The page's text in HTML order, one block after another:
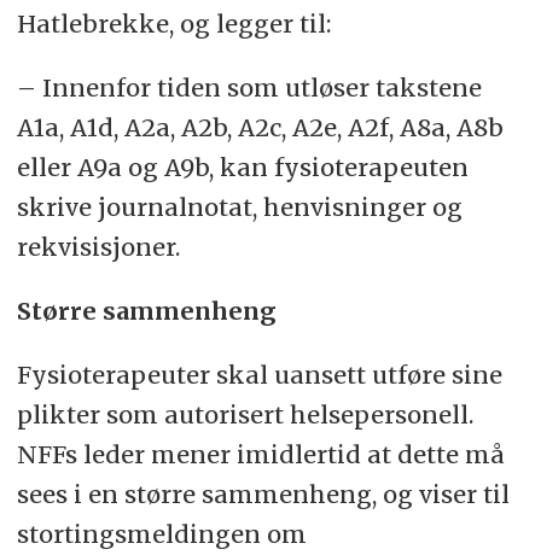
Hatlebrekke, og legger til:
– Innenfor tiden som utløser takstene
A1a, A1d, A2a, A2b, A2c, A2e, A2f, A8a, A8b
eller A9a og A9b, kan fysioterapeuten
skrive journalnotat, henvisninger og
rekvisisjoner.
Større sammenheng
Fysioterapeuter skal uansett utføre sine
plikter som autorisert helsepersonell.
NFFs leder mener imidlertid at dette må
sees i en større sammenheng, og viser til
stortingsmeldingen om